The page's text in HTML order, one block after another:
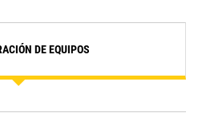
DE EQUIPOS